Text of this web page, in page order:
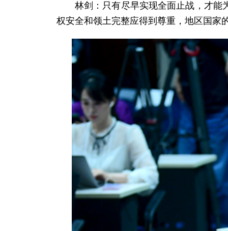
林剑：只有尽早实现全面止战，才能
权安全和领土完整应得到尊重，地区国家